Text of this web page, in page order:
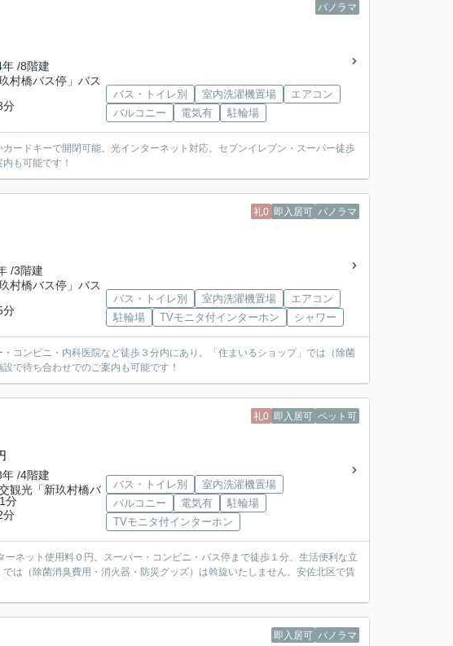
パノラマ
/8階建
村橋バス停」バス
分
バス・トイレ別 室内洗濯機置場
エアコン
バルコニー
電気有 駐輪場
ードキーで開閉可能。光インターネット対応。セブンイレブン・スーパー徒歩
も可能です！
礼0 即入居可 パノラマ
/3階建
村橋バス停」バス
分
バス・トイレ別 室内洗濯機置場
エアコン
駐輪場
TVモニタ付インターホン シャワー
コンビニ・内科医院など徒歩３分内にあり。「住まいるショップ」では（除菌
で待ち合わせでのご案内も可能です！
礼0 即入居可 ペット可
/4階建
観光「新玖村橋バ
分
分
バス・トイレ別
室内洗濯機置場
バルコニー
電気有
駐輪場
TVモニタ付インターホン
ネット使用料０円。スーパー・コンビニ・バス停まで徒歩１分、生活便利な立
は（除菌消臭費用・消火器・防災グッズ）は斡旋いたしません。安佐北区で賃
即入居可 パノラマ